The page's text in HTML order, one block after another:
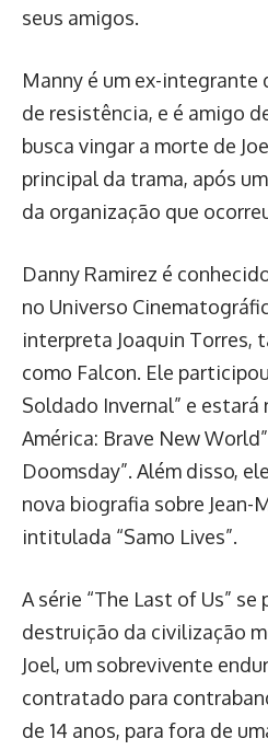
seus amigos.
Manny é um ex-integrante
de resistência, e é amigo
busca vingar a morte de
principal da trama, após
da organização que
Danny Ramirez é
no Universo
interpreta Joaquin Torres,
como Falcon. Ele
Soldado Invernal” e estará
América: Brave New
Doomsday”. Além disso,
nova biografia sobre Jean-
intitulada “Samo Lives”.
A série “The Last of Us” se
destruição da civilização
Joel, um sobrevivente
contratado para
de 14 anos, para fora de